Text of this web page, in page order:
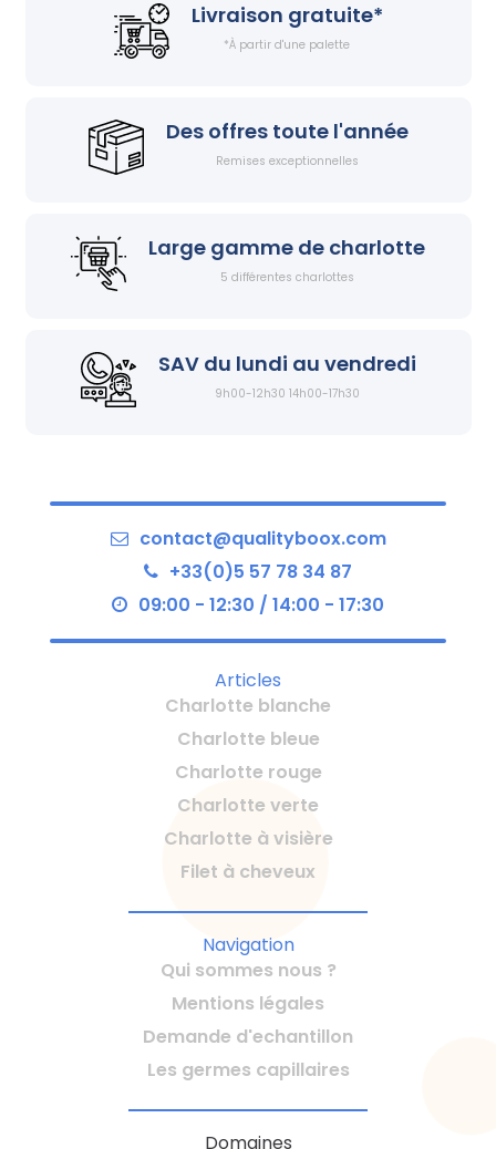
Livraison gratuite*
*À partir d'une palette
Des offres toute l'année
Remises exceptionnelles
Large gamme de charlotte
5 différentes charlottes
SAV du lundi au vendredi
9h00-12h30 14h00-17h30
contact@qualityboox.com
+33(0)5 57 78 34 87
09:00 - 12:30 / 14:00 - 17:30
Articles
Charlotte blanche
Charlotte bleue
Charlotte rouge
Charlotte verte
Charlotte à visière
Filet à cheveux
Navigation
Qui sommes nous ?
Mentions légales
Demande d'echantillon
Les germes capillaires
Domaines